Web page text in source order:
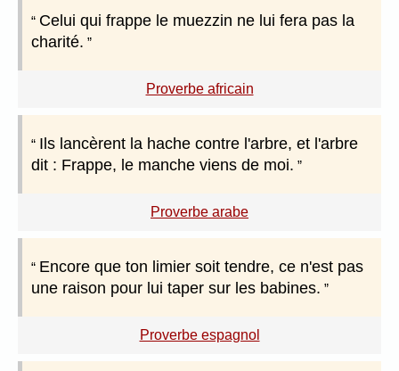
Celui qui frappe le muezzin ne lui fera pas la
charité.
Proverbe africain
Ils lancèrent la hache contre l'arbre, et l'arbre
dit : Frappe, le manche viens de moi.
Proverbe arabe
Encore que ton limier soit tendre, ce n'est pas
une raison pour lui taper sur les babines.
Proverbe espagnol